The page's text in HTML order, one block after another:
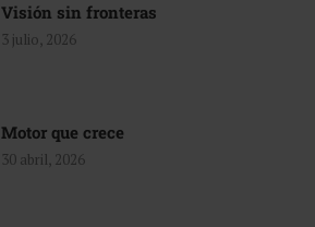
Visión sin fronteras
3 julio, 2026
Motor que crece
30 abril, 2026